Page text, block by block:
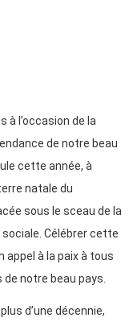
à l’occasion de la
de notre beau
cette année, à
natale du
sous le sceau de la
Célébrer cette
à la paix à tous
notre beau pays.
d’une décennie,